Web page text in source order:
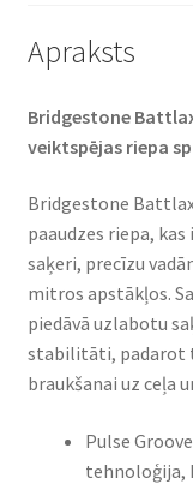
Apraksts
Bridgestone
veiktspējas riepa
Bridgestone
paaudzes riepa,
saķeri, precīzu
mitros apstākļos.
piedāvā uzlabotu
stabilitāti, padarot
braukšanai uz ceļa
Pulse
tehnoloģija,